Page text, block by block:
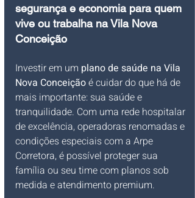
segurança e economia para quem
vive ou trabalha na Vila Nova
Conceição
Investir em um plano de saúde na Vila
Nova Conceição é cuidar do que há de
mais importante: sua saúde e
tranquilidade. Com uma rede hospitalar
de excelência, operadoras renomadas e
condições especiais com a Arpe
Corretora, é possível proteger sua
família ou seu time com planos sob
medida e atendimento premium.